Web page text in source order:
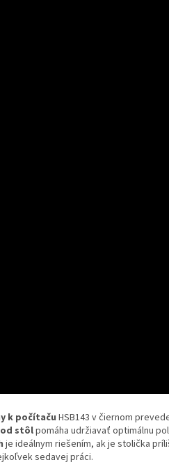
k počítaču HSB143 v čiernom
stôlpomáha udržiavať optimálnu
je ideálnym riešením, ak je stolička
sedavej práci.